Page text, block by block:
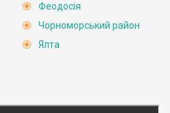
Феодосія
Чорноморський район
Ялта